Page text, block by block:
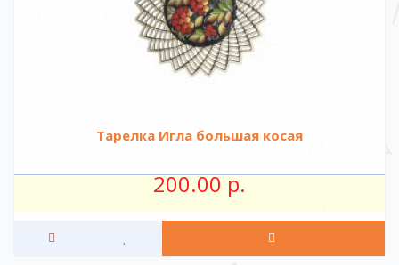
Тарелка Игла большая косая
200.00 р.